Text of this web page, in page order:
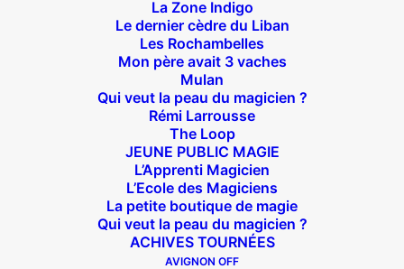
La Zone Indigo
Le dernier cèdre du Liban
Les Rochambelles
Mon père avait 3 vaches
Mulan
Qui veut la peau du magicien ?
Rémi Larrousse
The Loop
JEUNE PUBLIC MAGIE
L’Apprenti Magicien
L’Ecole des Magiciens
La petite boutique de magie
Qui veut la peau du magicien ?
ACHIVES TOURNÉES
AVIGNON OFF
À l’affiche
Big Mother
La Zone Indigo
Le goût de la framboise
Fin, fin et fin
The Loop
En tournée